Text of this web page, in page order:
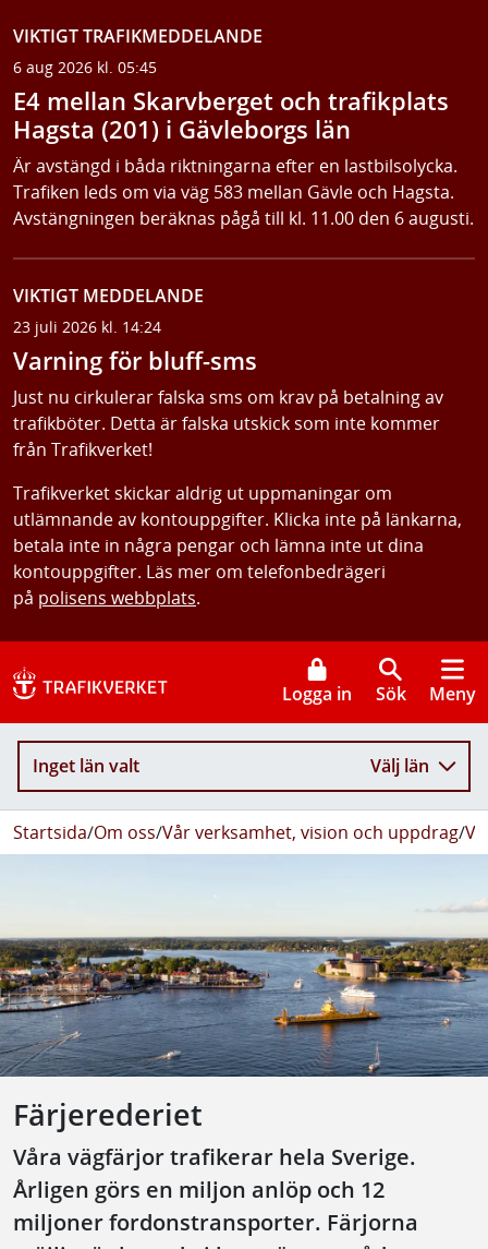
VIKTIGT TRAFIKMEDDELANDE
6 aug 2026 kl. 05:45
E4 mellan Skarvberget och trafikplats
Hagsta (201) i Gävleborgs län
Är avstängd i båda riktningarna efter en lastbilsolycka.
Trafiken leds om via väg 583 mellan Gävle och Hagsta.
Avstängningen beräknas pågå till kl. 11.00 den 6 augusti.
VIKTIGT MEDDELANDE
23 juli 2026 kl. 14:24
Varning för bluff-sms
Just nu cirkulerar falska sms om krav på betalning av
trafikböter. Detta är falska utskick som inte kommer
från Trafikverket!
Trafikverket skickar aldrig ut uppmaningar om
utlämnande av kontouppgifter. Klicka inte på länkarna,
betala inte in några pengar och lämna inte ut dina
kontouppgifter. Läs mer om telefonbedrägeri
på polisens webbplats.
Logga in Sök Meny
Inget län valt Välj län
Startsida/Om oss/Vår verksamhet, vision och uppdrag/
Färjerederiet
Våra vägfärjor trafikerar hela Sverige.
Årligen görs en miljon anlöp och 12
miljoner fordonstransporter. Färjorna